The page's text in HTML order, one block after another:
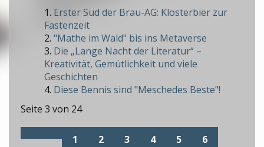
Erster Sud der Brau-AG: Klosterbier zur
Fastenzeit
"Mathe im Wald" bis ins Metaverse
Die „Lange Nacht der Literatur“ –
Kreativität, Gemütlichkeit und viele
Geschichten
Diese Bennis sind "Meschedes Beste"!
Seite 3 von 24
1 2 3 4 5
6